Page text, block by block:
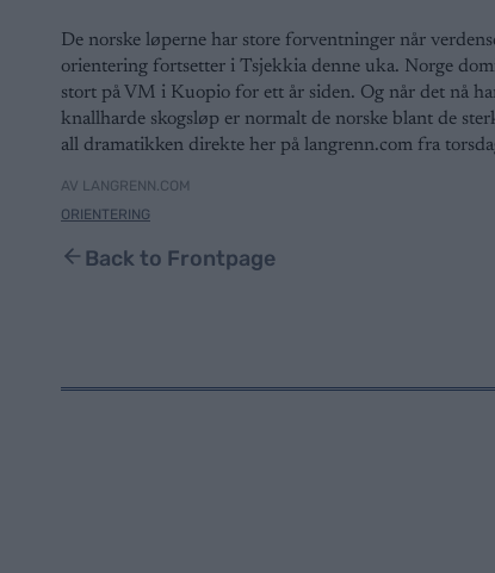
De norske løperne har store forventninger når
orientering fortsetter i Tsjekkia denne uka. Norge
stort på VM i Kuopio for ett år siden. Og når det nå
knallharde skogsløp er normalt de norske blant de
all dramatikken direkte her på langrenn.com fra
AV LANGRENN.COM
ORIENTERING
Back to Frontpage